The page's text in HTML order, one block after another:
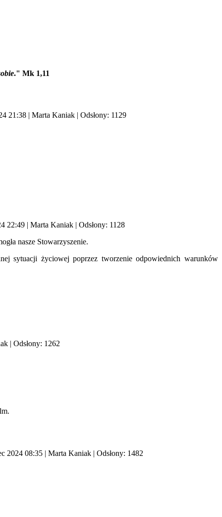
." Mk 1,11
21:38 | Marta Kaniak | Odsłony: 1129
22:49 | Marta Kaniak | Odsłony: 1128
nasze Stowarzyszenie.
sytuacji życiowej poprzez tworzenie odpowiednich warunków
| Odsłony: 1262
2024 08:35 | Marta Kaniak | Odsłony: 1482